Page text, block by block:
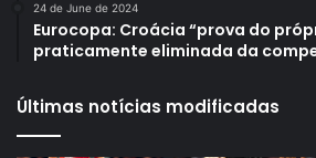
24 de June de 2024
Eurocopa: Croácia “prova do
praticamente eliminada da
Últimas notícias modificadas